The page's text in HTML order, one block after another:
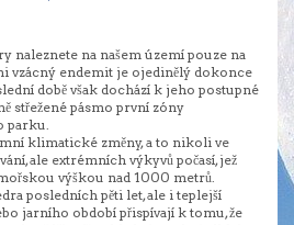
naleznete na našem území pouze na
vzácný endemit je ojedinělý dokonce
době však dochází k jeho postupné
střežené pásmo první zóny
klimatické změny, a to nikoli ve
ale extrémních výkyvů počasí, jež
výškou nad 1000 metrů.
posledních pěti let, ale i teplejší
jarního období přispívají k tomu, že